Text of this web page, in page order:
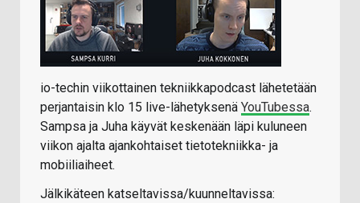
io-techin viikottainen tekniikkapodcast lähetetään
perjantaisin klo 15 live-lähetyksenä YouTubessa.
Sampsa ja Juha käyvät keskenään läpi kuluneen
viikon ajalta ajankohtaiset tietotekniikka- ja
mobiiliaiheet.
Jälkikäteen katseltavissa/kuunneltavissa: